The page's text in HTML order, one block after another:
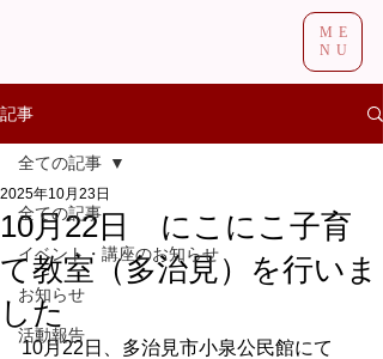
ME
NU
記事
全ての記事
イベント・講座のお知らせ
お知らせ
活動報告
全ての記事
10月22日 にこにこ子育
て教室（多治見）を行いま
した
2025年10月23日
10月22日、多治見市小泉公民館にて